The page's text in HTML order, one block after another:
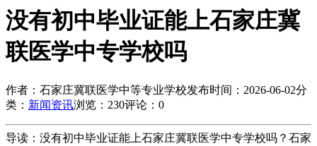
没有初中毕业证能上石家庄冀
联医学中专学校吗
作者：石家庄冀联医学中等专业学校发布时间：2026-06-02分
类： 新闻资讯浏览：230评论：0
导读：没有初中毕业证能上石家庄冀联医学中专学校吗？石家